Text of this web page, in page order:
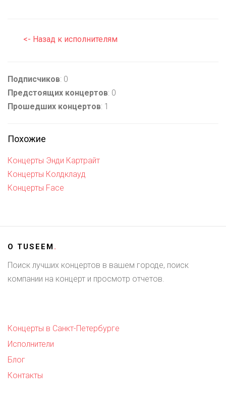
<- Назад к исполнителям
Подписчиков: 0
Предстоящих концертов: 0
Прошедших концертов: 1
Похожие
Концерты Энди Картрайт
Концерты Колдклауд
Концерты Face
О TUSEEM.
Поиск лучших концертов в вашем городе, поиск
компании на концерт и просмотр отчетов.
Концерты в Санкт-Петербурге
Исполнители
Блог
Контакты